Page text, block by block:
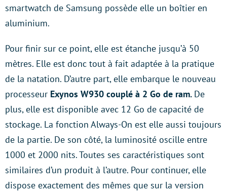
smartwatch de Samsung possède elle un boîtier en
aluminium.
Pour finir sur ce point, elle est étanche jusqu’à 50
mètres. Elle est donc tout à fait adaptée à la pratique
de la natation. D’autre part, elle embarque le nouveau
processeur Exynos W930 couplé à 2 Go de ram. De
plus, elle est disponible avec 12 Go de capacité de
stockage. La fonction Always-On est elle aussi toujours
de la partie. De son côté, la luminosité oscille entre
1000 et 2000 nits. Toutes ses caractéristiques sont
similaires d’un produit à l’autre. Pour continuer, elle
dispose exactement des mêmes que sur la version